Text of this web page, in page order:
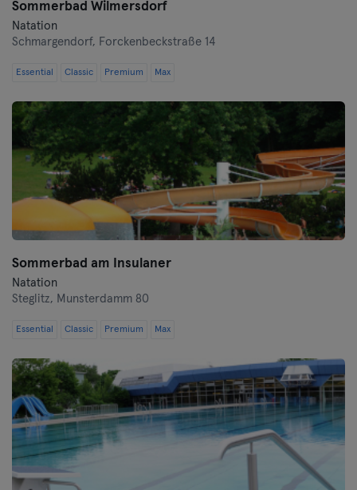
Sommerbad Wilmersdorf
Natation
Schmargendorf, Forckenbeckstraße 14
Essential Classic Premium Max
Sommerbad am Insulaner
Natation
Steglitz, Munsterdamm 80
Essential Classic Premium Max